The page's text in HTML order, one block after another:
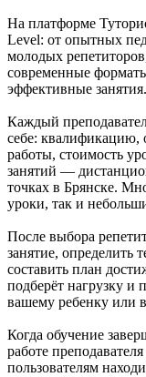
На платформе
Level: от опытных
молодых
современные
эффективные занятия.
Каждый
себе: квалификацию,
работы, стоимость
занятий —
точках в Брянске.
уроки, так и
После выбора
занятие, определить
составить план
подберёт нагрузку и
вашему ребенку или
Когда обучение
работе
пользователям